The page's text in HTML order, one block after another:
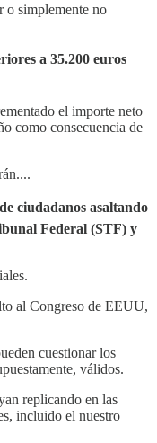
o simplemente no
a 35.200 euros
el importe neto
como consecuencia de
ciudadanos asaltando
Federal (STF) y
al Congreso de EEUU,
cuestionar los
válidos.
replicando en las
incluido el nuestro